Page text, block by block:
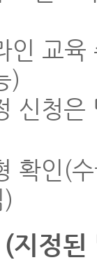
인 교
)
신청
확인(
지정